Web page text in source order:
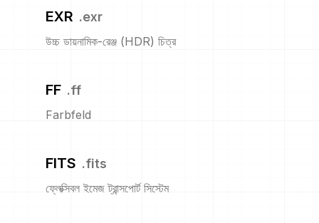
EXR .exr
উচ্চ ডায়নামিক-রেঞ্জ (HDR) চিত্র
FF .ff
Farbfeld
FITS .fits
ফ্লেক্সিবল ইমেজ ট্রান্সপোর্ট সিস্টেম